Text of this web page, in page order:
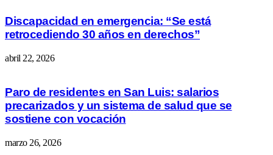
Discapacidad en emergencia: “Se está
retrocediendo 30 años en derechos”
abril 22, 2026
Paro de residentes en San Luis: salarios
precarizados y un sistema de salud que se
sostiene con vocación
marzo 26, 2026